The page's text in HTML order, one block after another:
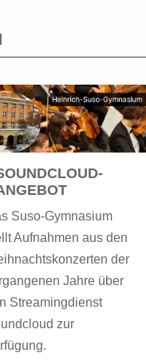
Suso-Gymnasium
Aufnahmen aus den
der
Jahre über
Streamingdienst
zur